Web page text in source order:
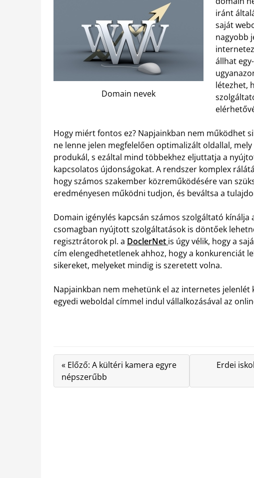
Domain nevek
iránt
saját
nagyobb
állhat
létezhet,
Hogy miért fontos ez? Napjainkban nem működhet
ne lenne jelen megfelelően optimalizált oldallal,
produkál, s ezáltal mind többekhez eljuttatja a
kapcsolatos újdonságokat. A rendszer komplex
hogy számos szakember közreműködésére van
eredményesen működni tudjon, és beváltsa a
Domain igénylés kapcsán számos szolgáltató
csomagban nyújtott szolgáltatások is döntőek
regisztrátorok pl. a DoclerNet is úgy vélik, hogy a
cím elengedhetetlenek ahhoz, hogy a konkurenciát
sikereket, melyeket mindig is szeretett volna.
Napjainkban nem mehetünk el az internetes
egyedi weboldal címmel indul vállalkozásával az
« Előző: A kültéri kamera egyre
népszerűbb
Erdei